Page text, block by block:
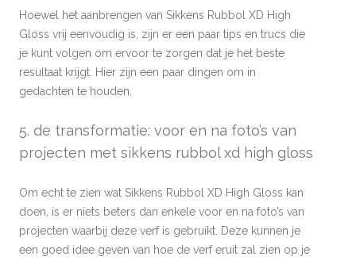
Hoewel het aanbrengen van Sikkens Rubbol XD High
Gloss vrij eenvoudig is, zijn er een paar tips en trucs die
je kunt volgen om ervoor te zorgen dat je het beste
resultaat krijgt. Hier zijn een paar dingen om in
gedachten te houden.
5. de transformatie: voor en na foto’s van
projecten met sikkens rubbol xd high gloss
Om echt te zien wat Sikkens Rubbol XD High Gloss kan
doen, is er niets beters dan enkele voor en na foto’s van
projecten waarbij deze verf is gebruikt. Deze kunnen je
een goed idee geven van hoe de verf eruit zal zien op je